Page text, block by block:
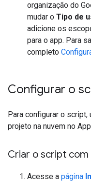
organização do
mudar o Tipo de
adicione os
para o app. Para
completo
Configurar o
Para configurar o
projeto na nuvem no
Criar o script
Acesse a página